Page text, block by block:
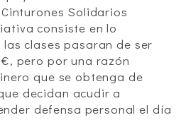
Solidarios
consiste en lo
clases pasaran de ser
pero por una razón
que se obtenga de
decidan acudir a
defensa personal el día